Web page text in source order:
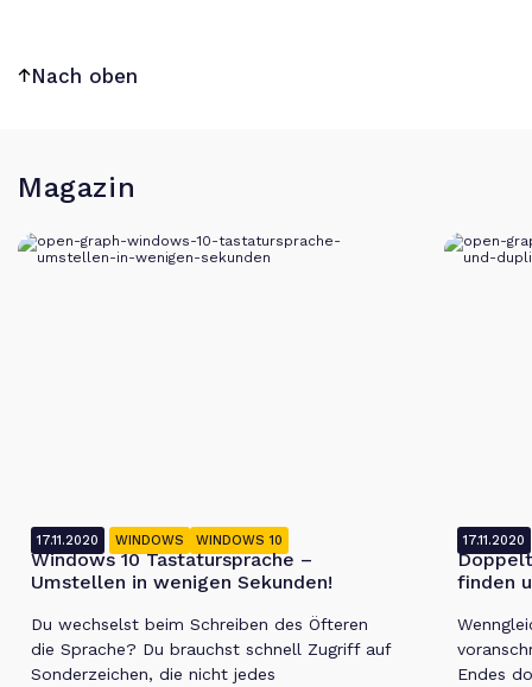
Nach oben
Magazin
17.11.2020 WINDOWS WINDOWS 10
Windows 10 Tastatursprache –
Umstellen in wenigen Sekunden!
Du wechselst beim Schreiben des Öfteren
die Sprache? Du brauchst schnell Zugriff auf
Sonderzeichen, die nicht jedes
17.11.2020
finden
Endes